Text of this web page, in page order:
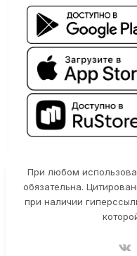
При любом
обязательна.
при наличии